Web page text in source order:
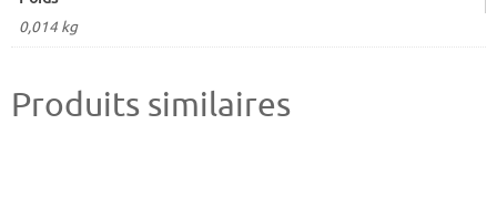
0,014 kg
Produits similaires